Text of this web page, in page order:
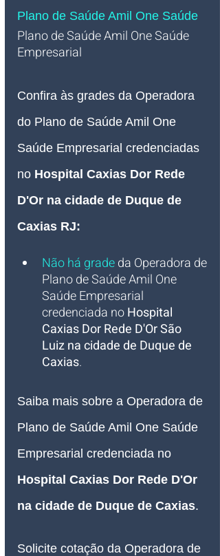
Plano de Saúde Amil One Saúde
Plano de Saúde Amil One Saúde
Empresarial
Confira às grades da Operadora
do Plano de Saúde Amil One
Saúde Empresarial credenciadas
no Hospital Caxias Dor Rede
D'Or na cidade de Duque de
Caxias RJ:
Não há gradeda Operadora de
Plano de Saúde Amil One
Saúde Empresarial
credenciada no Hospital
Caxias Dor Rede D'Or São
Luiz na cidade de Duque de
Caxias.
Saiba mais sobre a Operadora de
Plano de Saúde Amil One Saúde
Empresarial credenciada no
Hospital Caxias Dor Rede D'Or
na cidade de Duque de Caxias.
Solicite cotação da Operadora de